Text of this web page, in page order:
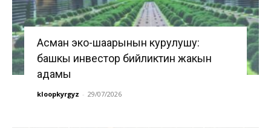
Асман эко-шаарынын курулушу:
башкы инвестор бийликтин жакын
адамы
kloopkyrgyz - 29/07/2026